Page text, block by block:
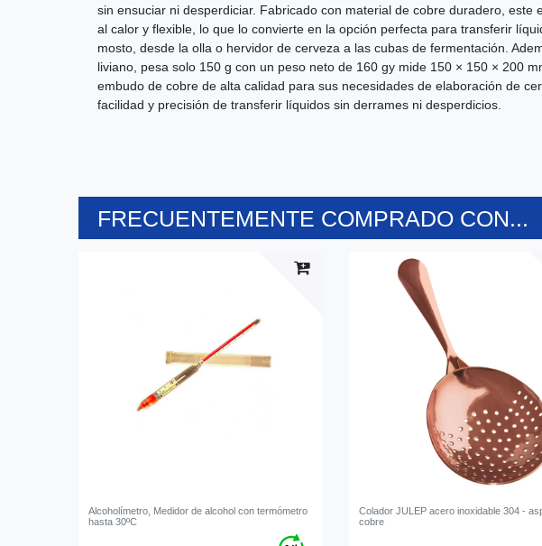
sin ensuciar ni desperdiciar. Fabricado con material de cobre duradero, este
al calor y flexible, lo que lo convierte en la opción perfecta para transferir
mosto, desde la olla o hervidor de cerveza a las cubas de fermentación.
liviano, pesa solo 150 g con un peso neto de 160 gy mide 150 × 150 × 200
embudo de cobre de alta calidad para sus necesidades de elaboración de
facilidad y precisión de transferir líquidos sin derrames ni desperdicios.
FRECUENTEMENTE COMPRADO CON...
Alcoholímetro, Medidor de alcohol con termómetro
hasta 30ºC
Colador JULEP acero inoxidable 304 -
cobre